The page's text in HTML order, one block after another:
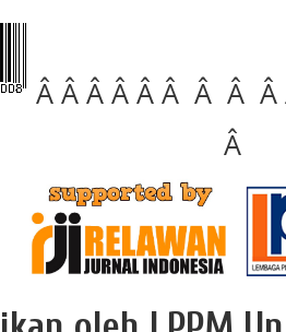
Â Â Â Â Â Â Â Â
Â